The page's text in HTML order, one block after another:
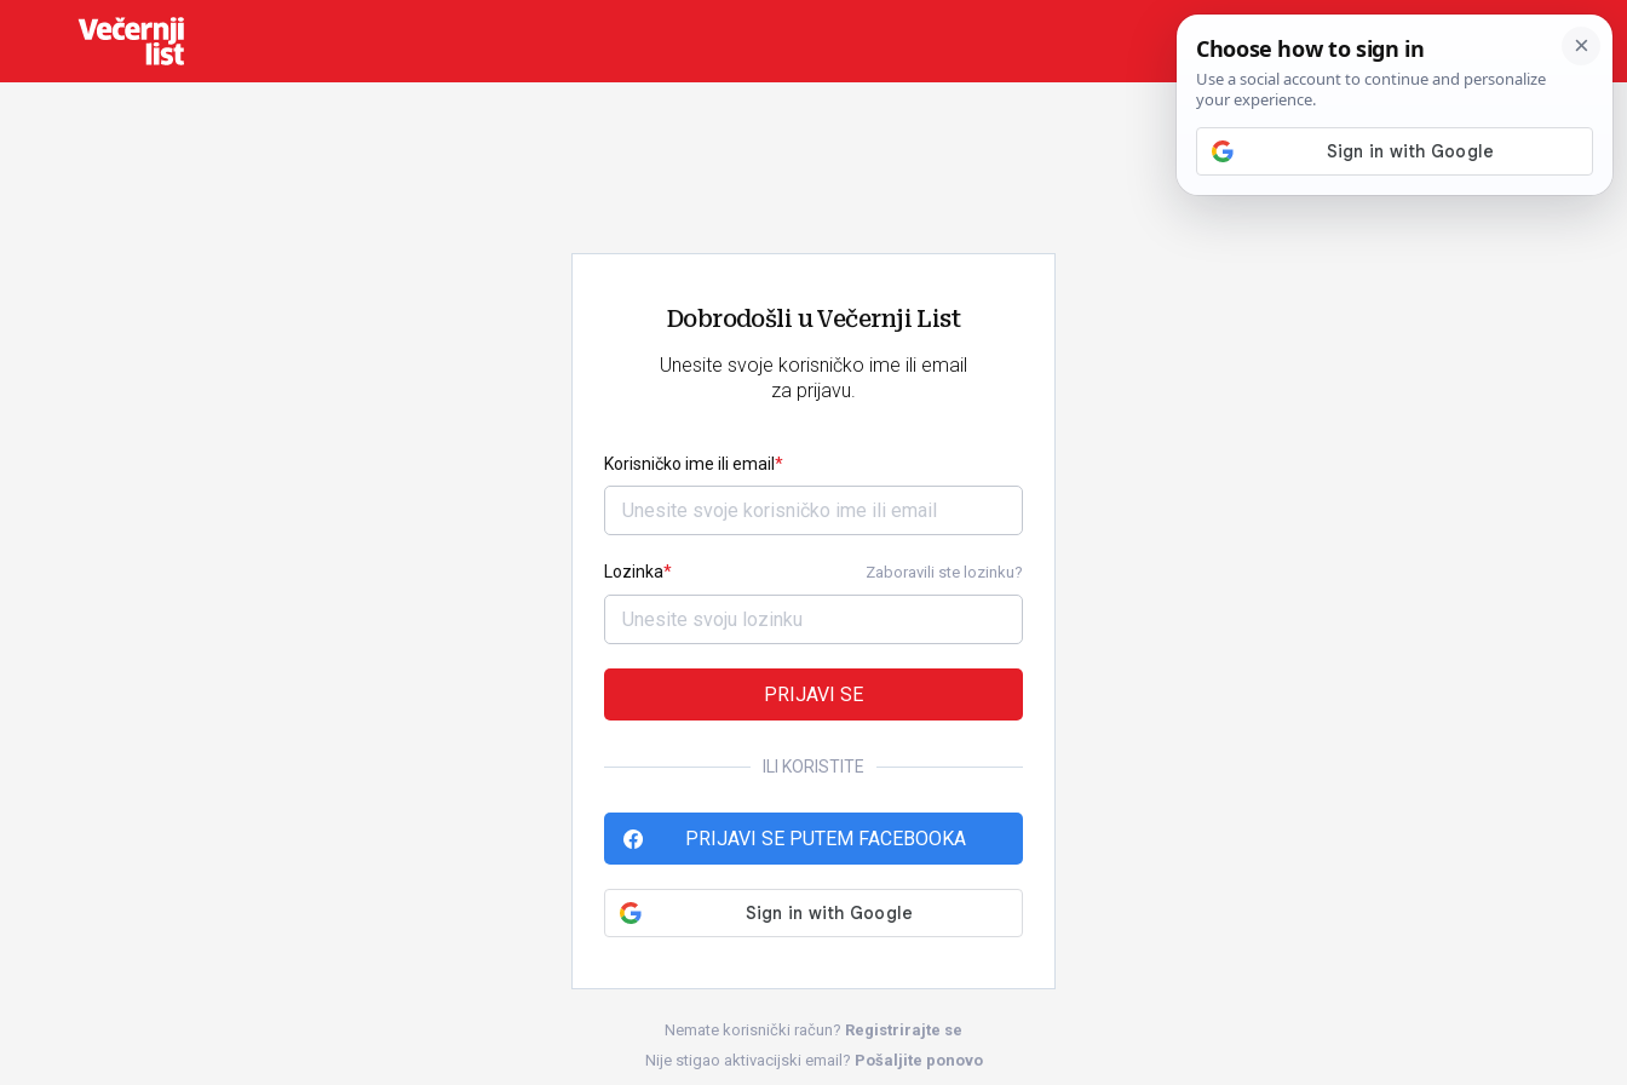
Dobrodošli u Večernji List
Unesite svoje korisničko ime ili email
za prijavu.
Korisničko ime ili email
Lozinka Zaboravili ste lozinku?
PRIJAVI SE
ILI KORISTITE
PRIJAVI SE PUTEM FACEBOOKA
Nemate korisnički račun? Registrirajte se
Nije stigao aktivacijski email? Pošaljite ponovo